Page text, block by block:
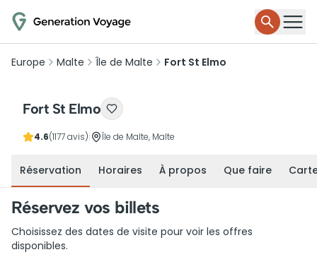
Europe Malte Île de Malte Fort St Elmo
Fort St Elmo
4.6(1177 avis) Île de Malte, Malte
Réservation Horaires À propos Que faire
Réservez vos billets
Choisissez des dates de visite pour voir les offres
disponibles.